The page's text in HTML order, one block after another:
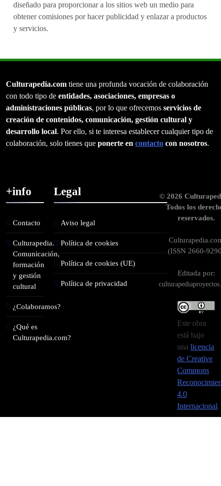
diseñado para proporcionar a los sitios web un medio para
obtener comisiones por hacer publicidad y enlazar a productos
y servicios.
Culturapedia.com tiene una profunda vocación de colaboración
con todo tipo de entidades, asociaciones, empresas o
administraciones públicas, por lo que ofrecemos servicios de
creación de contenidos, comunicación, gestión cultural y
desarrollo local. Por ello, si te interesa establecer cualquier tipo de
colaboración, solo tienes que ponerte en contacto con nosotros.
+info
Contacto
Culturapedia.
Comunicación,
formación
y gestión
cultural
¿Colaboramos?
¿Qué es
Culturapedia.com?
Legal
Aviso legal
Política de cookies
Política de cookies (UE)
Política de privacidad
© 2026
Todos los
reservados.
(ISSN 2660-
Editada por:
Este obra
está bajo
unalicencia
de Creative
Commons
4.0
Internacional.